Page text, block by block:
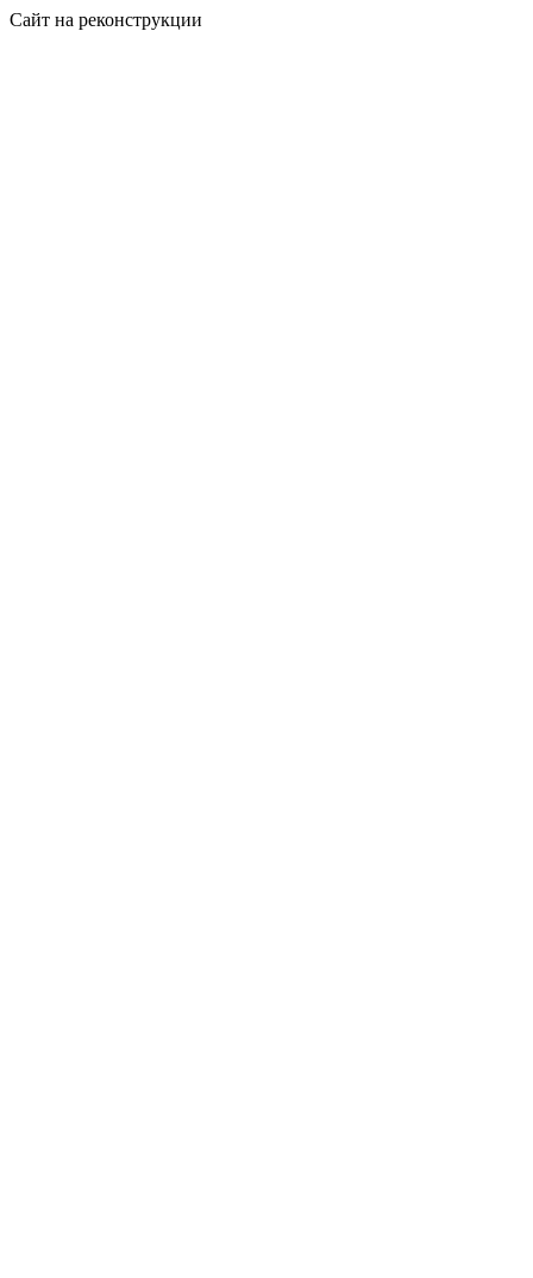
Сайт на реконструкции